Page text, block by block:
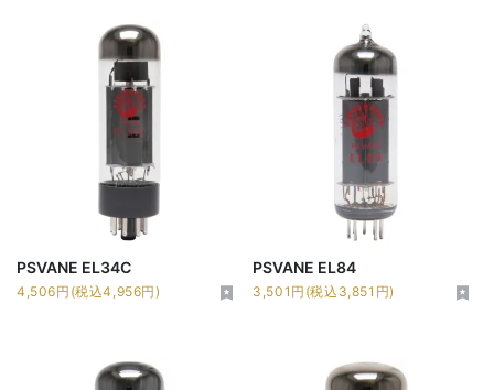
PSVANE EL34C
4,506円(税込4,956円)
PSVANE EL84
3,501円(税込3,851円)